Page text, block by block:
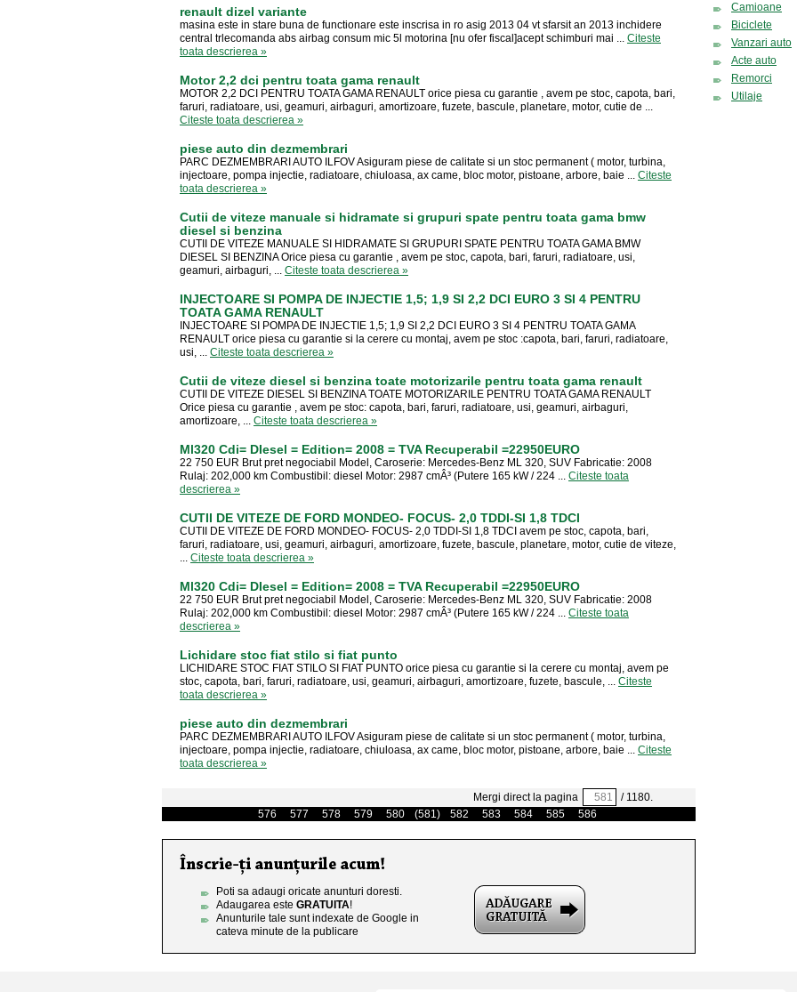
renault dizel variante
masina este in stare buna de functionare este inscrisa in ro asig 2013 04 vt sfarsit an 2013 inchidere
central trlecomanda abs airbag consum mic 5l motorina [nu ofer fiscal]acept schimburi mai ... Citeste
toata descrierea »
Motor 2,2 dci pentru toata gama renault
MOTOR 2,2 DCI PENTRU TOATA GAMA RENAULT orice piesa cu garantie , avem pe stoc, capota, bari,
faruri, radiatoare, usi, geamuri, airbaguri, amortizoare, fuzete, bascule, planetare, motor, cutie de ...
Citeste toata descrierea »
piese auto din dezmembrari
PARC DEZMEMBRARI AUTO ILFOV Asiguram piese de calitate si un stoc permanent ( motor, turbina,
injectoare, pompa injectie, radiatoare, chiuloasa, ax came, bloc motor, pistoane, arbore, baie ... Citeste
toata descrierea »
Cutii de viteze manuale si hidramate si grupuri spate pentru toata gama bmw
diesel si benzina
CUTII DE VITEZE MANUALE SI HIDRAMATE SI GRUPURI SPATE PENTRU TOATA GAMA BMW
DIESEL SI BENZINA Orice piesa cu garantie , avem pe stoc, capota, bari, faruri, radiatoare, usi,
geamuri, airbaguri, ... Citeste toata descrierea »
INJECTOARE SI POMPA DE INJECTIE 1,5; 1,9 SI 2,2 DCI EURO 3 SI 4 PENTRU
TOATA GAMA RENAULT
INJECTOARE SI POMPA DE INJECTIE 1,5; 1,9 SI 2,2 DCI EURO 3 SI 4 PENTRU TOATA GAMA
RENAULT orice piesa cu garantie si la cerere cu montaj, avem pe stoc :capota, bari, faruri, radiatoare,
usi, ... Citeste toata descrierea »
Cutii de viteze diesel si benzina toate motorizarile pentru toata gama renault
CUTII DE VITEZE DIESEL SI BENZINA TOATE MOTORIZARILE PENTRU TOATA GAMA RENAULT
Orice piesa cu garantie , avem pe stoc: capota, bari, faruri, radiatoare, usi, geamuri, airbaguri,
amortizoare, ... Citeste toata descrierea »
Ml320 Cdi= DIesel = Edition= 2008 = TVA Recuperabil =22950EURO
22 750 EUR Brut pret negociabil Model, Caroserie: Mercedes-Benz ML 320, SUV Fabricatie: 2008
Rulaj: 202,000 km Combustibil: diesel Motor: 2987 cmÂ³ (Putere 165 kW / 224 ... Citeste toata
descrierea »
CUTII DE VITEZE DE FORD MONDEO- FOCUS- 2,0 TDDI-SI 1,8 TDCI
CUTII DE VITEZE DE FORD MONDEO- FOCUS- 2,0 TDDI-SI 1,8 TDCI avem pe stoc, capota, bari,
faruri, radiatoare, usi, geamuri, airbaguri, amortizoare, fuzete, bascule, planetare, motor, cutie de viteze,
... Citeste toata descrierea »
Ml320 Cdi= DIesel = Edition= 2008 = TVA Recuperabil =22950EURO
22 750 EUR Brut pret negociabil Model, Caroserie: Mercedes-Benz ML 320, SUV Fabricatie: 2008
Rulaj: 202,000 km Combustibil: diesel Motor: 2987 cmÂ³ (Putere 165 kW / 224 ... Citeste toata
descrierea »
Lichidare stoc fiat stilo si fiat punto
LICHIDARE STOC FIAT STILO SI FIAT PUNTO orice piesa cu garantie si la cerere cu montaj, avem pe
stoc, capota, bari, faruri, radiatoare, usi, geamuri, airbaguri, amortizoare, fuzete, bascule, ... Citeste
toata descrierea »
piese auto din dezmembrari
PARC DEZMEMBRARI AUTO ILFOV Asiguram piese de calitate si un stoc permanent ( motor, turbina,
injectoare, pompa injectie, radiatoare, chiuloasa, ax came, bloc motor, pistoane, arbore, baie ... Citeste
toata descrierea »
Mergi direct la pagina
/ 1180.
576
577 578 579 580 (581) 582 583 584 585 586
Poti sa adaugi oricate anunturi doresti.
Adaugarea este GRATUITA!
Anunturile tale sunt indexate de Google in
cateva minute de la publicare
Camioane
Biciclete
Vanzari auto
Acte auto
Remorci
Utilaje